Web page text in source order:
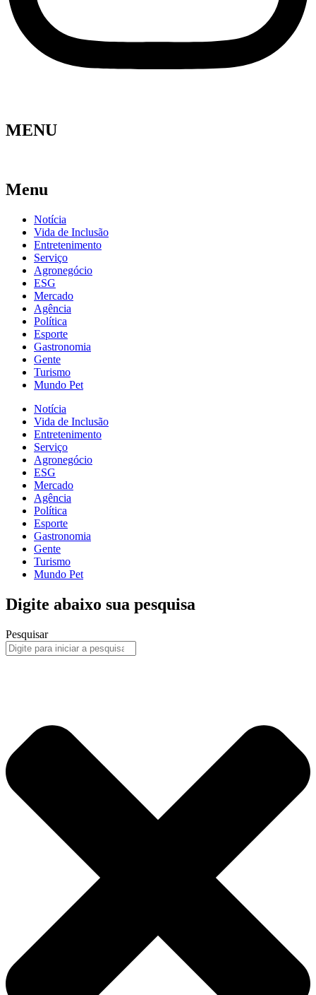
MENU
Menu
Notícia
Vida de Inclusão
Entretenimento
Serviço
Agronegócio
ESG
Mercado
Agência
Política
Esporte
Gastronomia
Gente
Turismo
Mundo Pet
Notícia
Vida de Inclusão
Entretenimento
Serviço
Agronegócio
ESG
Mercado
Agência
Política
Esporte
Gastronomia
Gente
Turismo
Mundo Pet
Digite abaixo sua pesquisa
Pesquisar